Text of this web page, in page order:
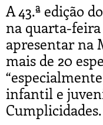
A 43.ª edição
na quarta-
apresentar na
mais de 20
infantil e
Cumplicidades.